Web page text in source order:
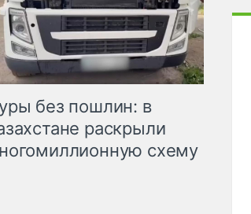
без пошлин: в
раскрыли
схему